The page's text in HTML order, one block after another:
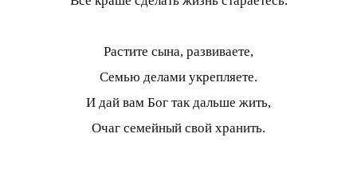
Растите сына, развиваете,
Семью делами укрепляете.
И дай вам Бог так дальше жить,
Очаг семейный свой хранить.